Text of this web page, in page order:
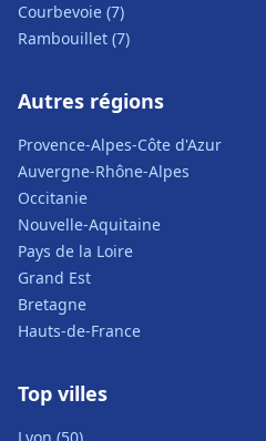
Courbevoie (7)
Rambouillet (7)
Autres régions
Provence-Alpes-Côte d'Azur
Auvergne-Rhône-Alpes
Occitanie
Nouvelle-Aquitaine
Pays de la Loire
Grand Est
Bretagne
Hauts-de-France
Top villes